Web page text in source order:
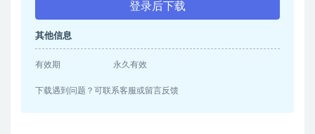
登录后下载
其他信息
有效期 永久有效
下载遇到问题？可联系客服或留言反馈